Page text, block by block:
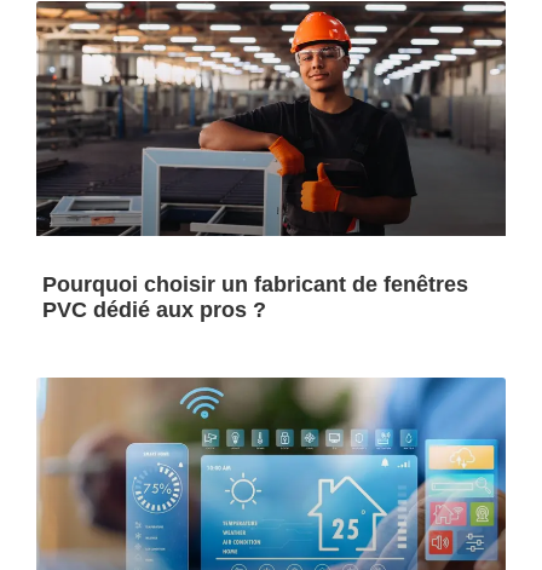
Pourquoi choisir un fabricant de fenêtres
PVC dédié aux pros ?